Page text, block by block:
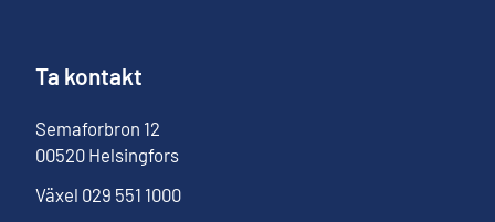
Ta kontakt
Semaforbron 12
00520 Helsingfors
Växel 029 551 1000